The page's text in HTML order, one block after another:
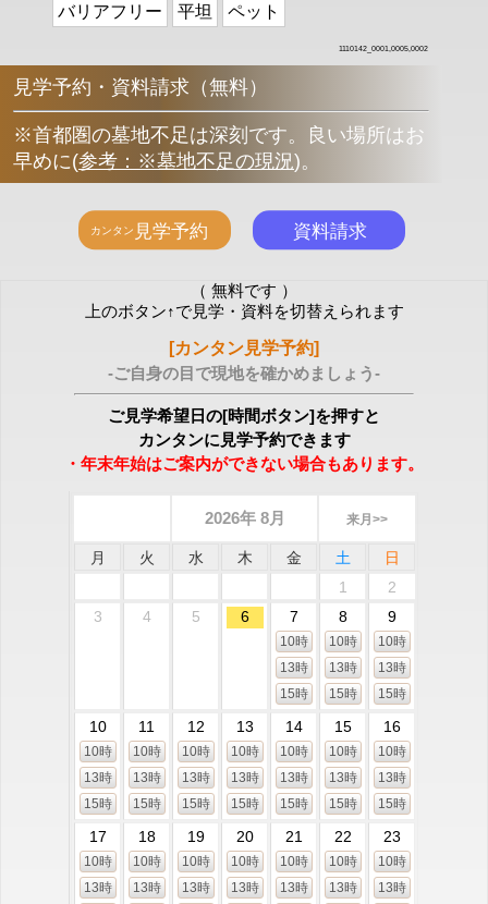
バリアフリー 平坦 ペット
1110142_0001,0005,0002
見学予約・資料請求（無料）
※首都圏の墓地不足は深刻です。良い場所はお
早めに(参考：※墓地不足の現況)。
（ 無料です ）
上のボタン↑で見学・資料を切替えられます
[カンタン見学予約]
-ご自身の目で現地を確かめましょう-
ご見学希望日の[時間ボタン]を押すと
カンタンに見学予約できます
・年末年始はご案内ができない場合もあります。
2026年 8月 来月>>
月 火 水 木 金 土
日
1
2
3
4 5 6 7
10時
13時
15時
8
10時
13時
15時
9
10時
13時
15時
10
10時
13時
15時
11
10時
13時
15時
12
10時
13時
15時
13
10時
13時
15時
14
10時
13時
15時
15
10時
13時
15時
16
10時
13時
15時
17
10時
13時
18
10時
13時
19
10時
13時
20
10時
13時
21
10時
13時
22
10時
13時
23
10時
13時